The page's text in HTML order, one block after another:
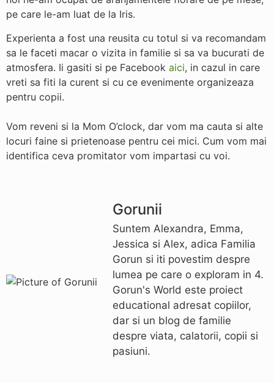
pe care le-am luat de la Iris.
Experienta a fost una reusita cu totul si va recomandam
sa le faceti macar o vizita in familie si sa va bucurati de
atmosfera. Ii gasiti si pe Facebook aici, in cazul in care
vreti sa fiti la curent si cu ce evenimente organizeaza
pentru copii.
Vom reveni si la Mom O’clock, dar vom ma cauta si alte
locuri faine si prietenoase pentru cei mici. Cum vom mai
identifica ceva promitator vom impartasi cu voi.
Gorunii
Suntem Alexandra, Emma,
Jessica si Alex, adica Familia
Gorun si iti povestim despre
lumea pe care o exploram in 4.
Gorun's World este proiect
educational adresat copiilor,
dar si un blog de familie
despre viata, calatorii, copii si
pasiuni.